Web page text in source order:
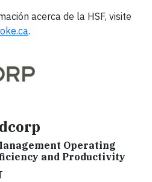
acerca de la HSF, visite
.
Operating
and Productivity